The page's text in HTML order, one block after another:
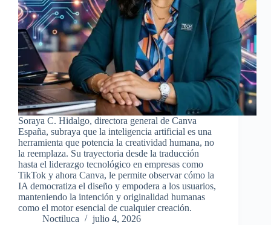
Soraya C. Hidalgo, directora general de Canva
España, subraya que la inteligencia artificial es una
herramienta que potencia la creatividad humana, no
la reemplaza. Su trayectoria desde la traducción
hasta el liderazgo tecnológico en empresas como
TikTok y ahora Canva, le permite observar cómo la
IA democratiza el diseño y empodera a los usuarios,
manteniendo la intención y originalidad humanas
como el motor esencial de cualquier creación.
Noctiluca
julio 4, 2026